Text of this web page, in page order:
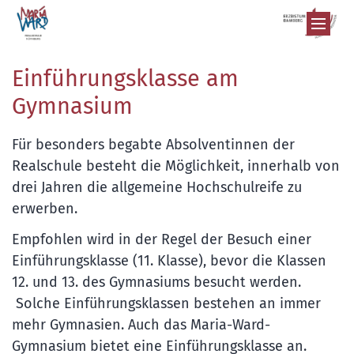
Zum Inhalt springen
Einführungsklasse am
Gymnasium
Für besonders begabte Absolventinnen der
Realschule besteht die Möglichkeit, innerhalb von
drei Jahren die allgemeine Hochschulreife zu
erwerben.
Empfohlen wird in der Regel der Besuch einer
Einführungsklasse (11. Klasse), bevor die Klassen
12. und 13. des Gymnasiums besucht werden.
Solche Einführungsklassen bestehen an immer
mehr Gymnasien. Auch das Maria-Ward-
Gymnasium bietet eine Einführungsklasse an.